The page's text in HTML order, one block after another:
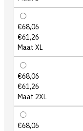
€68,06
€61,26
Maat XL
€68,06
€61,26
Maat 2XL
€68,06